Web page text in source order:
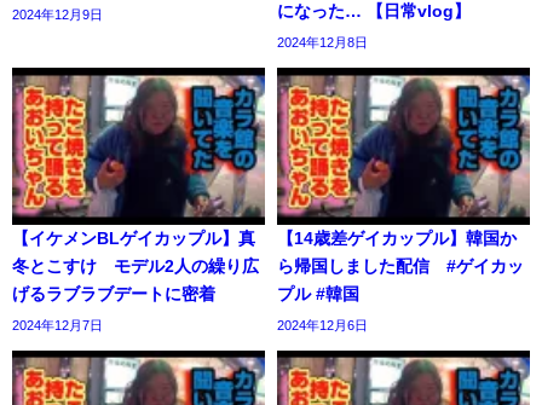
2024年12月9日
になった… 【日常vlog】
2024年12月8日
【イケメンBLゲイカップル】真
冬とこすけ モデル2人の繰り広
げるラブラブデートに密着
2024年12月7日
【14歳差ゲイカップル】韓国か
ら帰国しました配信 #ゲイカッ
プル #韓国
2024年12月6日